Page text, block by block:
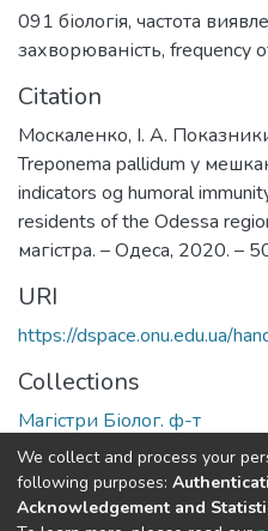
091 біологія, частота
захворюваність, frequency
Citation
Москаленко, І. А.
Treponema pallidum у
indicators og humoral
residents of the Odessa
магістра. – Одеса, 2020. –
URI
https://dspace.onu.edu.ua/
Collections
Магістри Біолог. ф-т
Full item page
We collect and process your
following purposes:
Acknowledgement and